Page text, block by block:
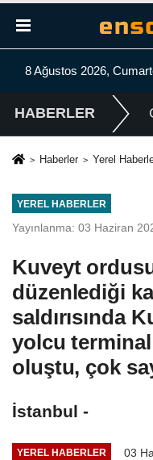
8 Ağustos 2026,
HABERLER
Haberler Yerel
YEREL HABERLER
Yayınlanma: 03 Haziran
Kuveyt
düzenlediği
saldırısında
yolcu
oluştu, çok
İstanbul -
YEREL HABERLER 03